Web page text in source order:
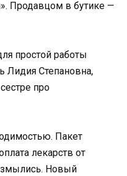
Продавцом в бутике —
простой работы
Лидия Степановна,
про
Пакет
лекарств от
Новый